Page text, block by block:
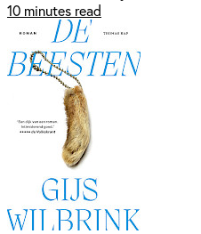
10 minutes read